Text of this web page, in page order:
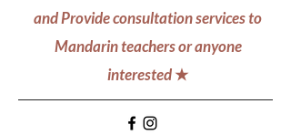
and Provide consultation services to
Mandarin teachers or anyone
interested★